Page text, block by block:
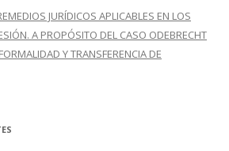
JURÍDICOS APLICABLES EN LOS
A PROPÓSITO DEL CASO ODEBRECHT
Y TRANSFERENCIA DE